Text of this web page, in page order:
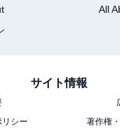
笑）。僕自身、（実朝
ださるんですよ。
All
サイト情報
シー
著作権